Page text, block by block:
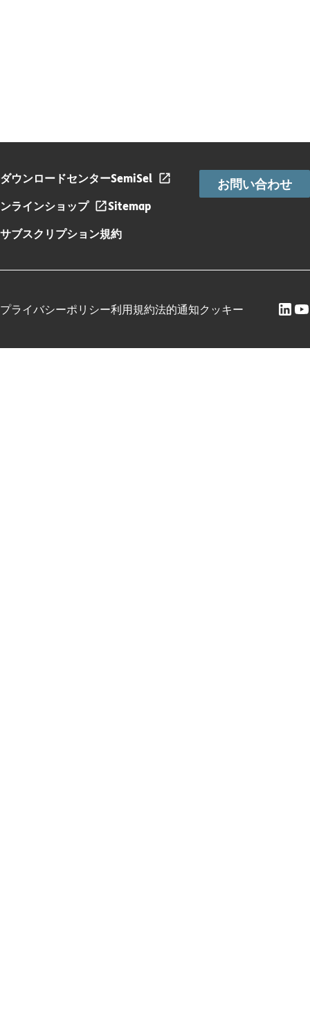
ダウンロードセンターSemiSel
ンラインショップ
Sitemap
サブスクリプション規約
お問い合わせ
プライバシーポリシー利用規約法的通知クッキー